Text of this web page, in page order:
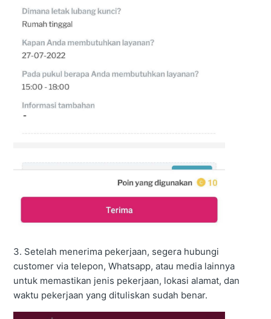
3. Setelah menerima pekerjaan, segera hubungi
customer via telepon, Whatsapp, atau media lainnya
untuk memastikan jenis pekerjaan, lokasi alamat, dan
waktu pekerjaan yang dituliskan sudah benar.